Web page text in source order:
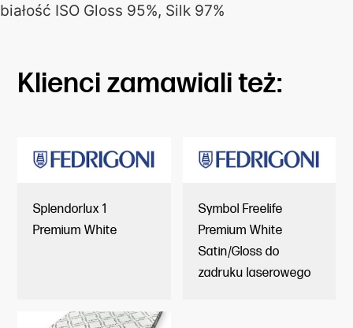
białość ISO Gloss 95%, Silk 97%
Klienci zamawiali też:
Splendorlux 1
Premium White
Symbol Freelife
Premium White
Satin/Gloss do
zadruku laserowego